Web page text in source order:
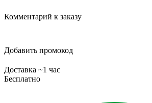
Комментарий к заказу
Добавить промокод
Доставка ~1 час
Бесплатно